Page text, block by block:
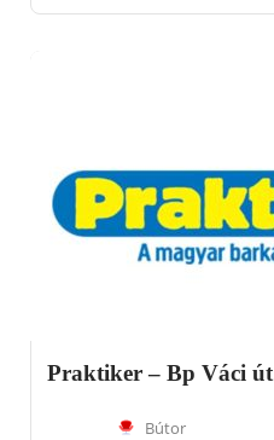
Praktiker – Bp Váci út
Bútor